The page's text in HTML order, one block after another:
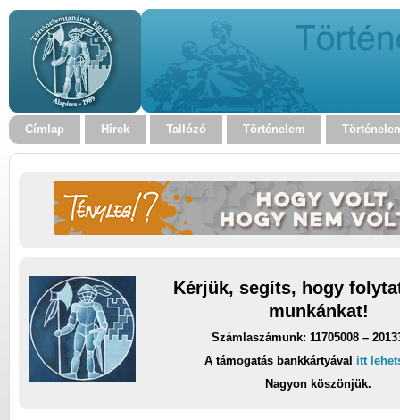
Címlap Hírek Tallózó Történelem
Kérjük, segíts, hogy
munkánkat!
Számlaszámunk: 11705008 –
A támogatás bankkártyával itt
Nagyon köszönjük.